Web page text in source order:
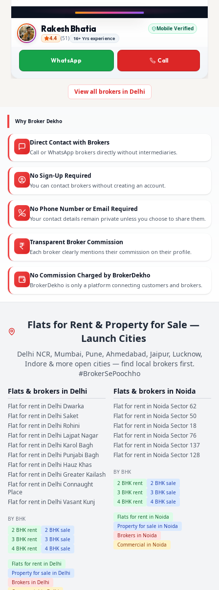
Rakesh Bhatia
Rakesh Bhatia Mobile Verified
4.4 (51) 16+ Yrs experience
WhatsApp Call
View all brokers in Delhi
Why Broker Dekho
Direct Contact with Brokers
Call or WhatsApp brokers directly without intermediaries.
No Sign-Up Required
You can contact brokers without creating an account.
No Phone Number or Email Required
Your contact details remain private unless you choose to share them.
Transparent Broker Commission
Each broker clearly mentions their commission on their profile.
No Commission Charged by BrokerDekho
BrokerDekho is only a platform connecting customers and brokers.
Flats for Rent & Property for Sale —
Launch Cities
Delhi NCR, Mumbai, Pune, Ahmedabad, Jaipur, Lucknow,
Indore & more open cities — find local brokers first.
#BrokerSePoochho
Flats & brokers in Delhi
Flat for rent in Delhi Dwarka
Flat for rent in Delhi Saket
Flat for rent in Delhi Rohini
Flat for rent in Delhi Lajpat Nagar
Flat for rent in Delhi Karol Bagh
Flat for rent in Delhi Punjabi Bagh
Flat for rent in Delhi Hauz Khas
Flat for rent in Delhi Greater Kailash
Flat for rent in Delhi Connaught
Place
Flat for rent in Delhi Vasant Kunj
BY BHK
2 BHK rent 2 BHK sale
3 BHK rent 3 BHK sale
4 BHK rent 4 BHK sale
Flats for rent in Delhi
Property for sale in Delhi
Brokers in Delhi
Flats & brokers in Noida
Flat for rent in Noida Sector 62
Flat for rent in Noida Sector 50
Flat for rent in Noida Sector 18
Flat for rent in Noida Sector 76
Flat for rent in Noida Sector 137
Flat for rent in Noida Sector 128
BY BHK
2 BHK rent 2 BHK sale
3 BHK rent 3 BHK sale
4 BHK rent 4 BHK sale
Flats for rent in Noida
Property for sale in Noida
Brokers in Noida
Commercial in Noida